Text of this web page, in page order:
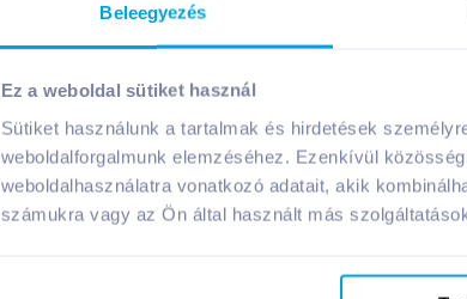
Beleegyezés
Ez a weboldal sütiket használ
Sütiket használunk a tartalmak és hirdetések
weboldalforgalmunk elemzéséhez. Ezenkívül
weboldalhasználatra vonatkozó adatait, akik
számukra vagy az Ön által használt más